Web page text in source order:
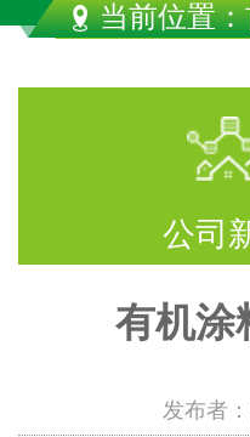
当前位置：
公司
有机涂
发布者：